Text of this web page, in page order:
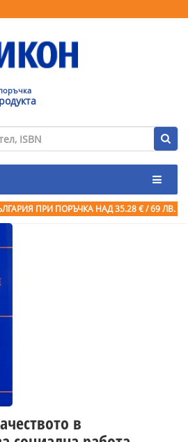
ПРИ ПОРЪЧКА НАД 35.28 € / 69 ЛВ.
в